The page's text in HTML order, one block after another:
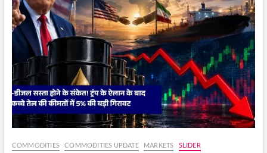
उठे
सवाल।
COMMODITIES COMMODITIES UPDATE MARKETS SLIDER